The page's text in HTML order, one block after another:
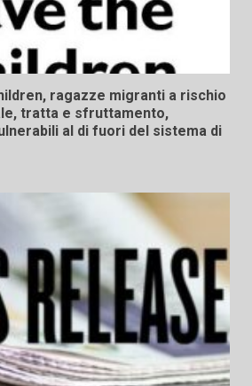
ragazze migranti a rischio
tratta e sfruttamento,
al di fuori del sistema di